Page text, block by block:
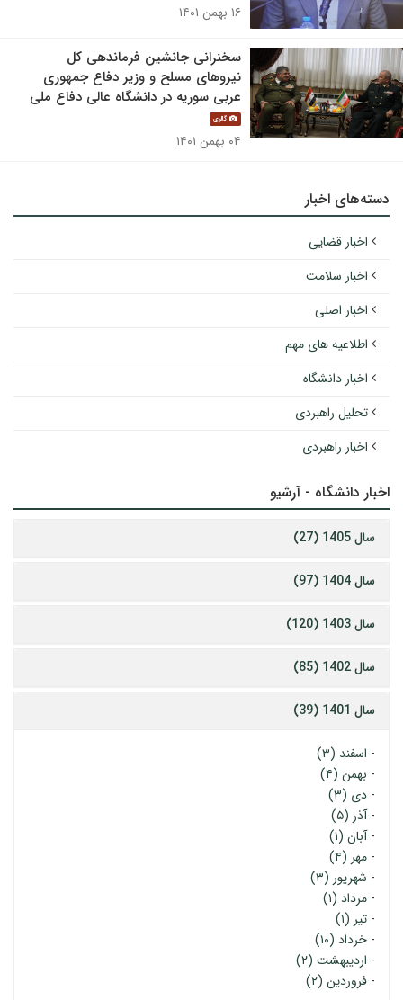
۱۶ بهمن ۱۴۰۱
سخنرانی جانشین فرماندهی کل
نیروهای مسلح و وزیر دفاع جمهوری
عربی سوریه در دانشگاه عالی دفاع ملی
گالری
۰۴ بهمن ۱۴۰۱
دسته‌های اخبار
اخبار قضایی
اخبار سلامت
اخبار اصلی
اطلاعیه های مهم
اخبار دانشگاه
تحلیل راهبردی
اخبار راهبردی
اخبار دانشگاه - آرشیو
سال 1405 (27)
سال 1404 (97)
سال 1403 (120)
سال 1402 (85)
سال 1401 (39)
- اسفند (۳)
- بهمن (۴)
- دی (۳)
-آذر (۵)
-آبان (۱)
- مهر (۴)
- شهریور (۳)
- مرداد (۱)
- تیر (۱)
- خرداد (۱۰)
- اردیبهشت (۲)
- فروردین (۲)